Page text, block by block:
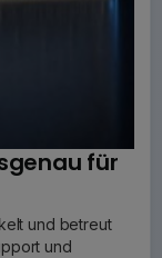
für
und betreut
und